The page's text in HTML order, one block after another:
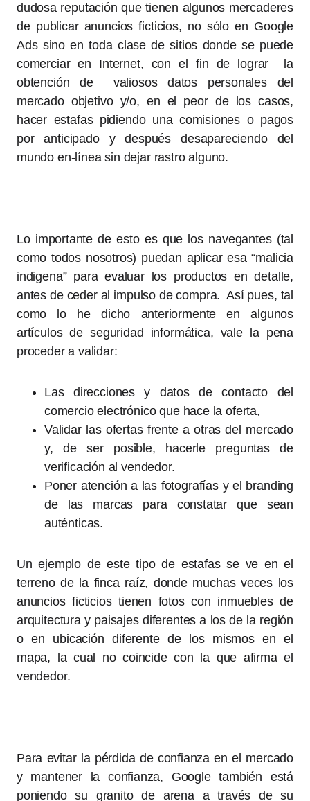
dudosa reputación que tienen algunos mercaderes
de publicar anuncios ficticios, no sólo en Google
Ads sino en toda clase de sitios donde se puede
comerciar en Internet, con el fin de lograr la
obtención de valiosos datos personales del
mercado objetivo y/o, en el peor de los casos,
hacer estafas pidiendo una comisiones o pagos
por anticipado y después desapareciendo del
mundo en-línea sin dejar rastro alguno.
Lo importante de esto es que los navegantes (tal
como todos nosotros) puedan aplicar esa “malicia
indigena” para evaluar los productos en detalle,
antes de ceder al impulso de compra. Así pues, tal
como lo he dicho anteriormente en algunos
artículos de seguridad informática, vale la pena
proceder a validar:
Las direcciones y datos de contacto del
comercio electrónico que hace la oferta,
Validar las ofertas frente a otras del mercado
y, de ser posible, hacerle preguntas de
verificación al vendedor.
Poner atención a las fotografías y el branding
de las marcas para constatar que sean
auténticas.
Un ejemplo de este tipo de estafas se ve en el
terreno de la finca raíz, donde muchas veces los
anuncios ficticios tienen fotos con inmuebles de
arquitectura y paisajes diferentes a los de la región
o en ubicación diferente de los mismos en el
mapa, la cual no coincide con la que afirma el
vendedor.
Para evitar la pérdida de confianza en el mercado
y mantener la confianza, Google también está
poniendo su granito de arena a través de su